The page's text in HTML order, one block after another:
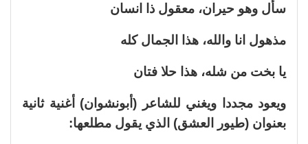
سأل وهو حيران، معقول ذا انسان
مذهول انا والله، هذا الجمال كله
يا بخت من شله، هذا حلا فتان
ويعود مجددا ويغني للشاعر (أبونشوان) أغنية ثانية
بعنوان (طيور العشق) الذي يقول مطلعها: